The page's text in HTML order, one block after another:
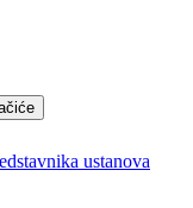
ustanova